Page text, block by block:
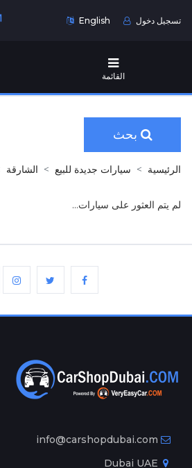
English تسجيل دخول
القائمة
بحث
الرئيسية سيارات جديدة للبيع الشارقة
لم يتم العثور على سيارات...
info@carshopdubai.com